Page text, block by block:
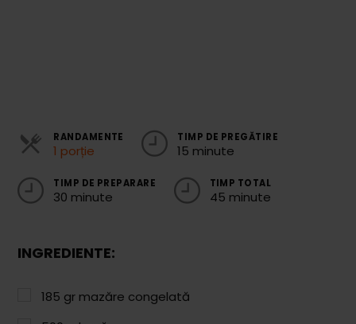
Dulceață / Gem
Sirop / Compot
Sosuri și Condimente
Paste & Risotto
RANDAMENTE
1 porție
TIMP DE PREGĂTIRE
15 minute
TIMP DE PREPARARE
30 minute
TIMP TOTAL
45 minute
INGREDIENTE:
185 gr mazăre congelată